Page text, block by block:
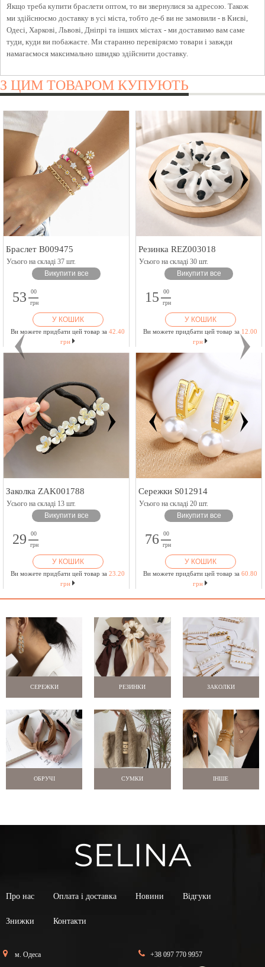
Якщо треба купити браслети оптом, то ви звернулися за адресою. Також
ми здійснюємо доставку в усі міста, тобто де-б ви не замовили - в Києві,
Одесі, Харкові, Львові, Дніпрі та інших містах - ми доставимо вам саме
туди, куди ви побажаєте. Ми старанно перевіряємо товари і завжди
намагаємося максимально швидко здійснити доставку.
З ЦИМ ТОВАРОМ КУПУЮТЬ
Браслет B009475
Усього на складі 37 шт.
Викупити все
53
00
грн
У КОШИК
Ви можете придбати цей товар за 42.40
грн
Резинка REZ003018
Усього на складі 30 шт.
Викупити все
15
00
грн
У КОШИК
Ви можете придбати цей товар за 12.00
грн
Заколка ZAK001788
Усього на складі 13 шт.
Викупити все
29
00
грн
У КОШИК
Ви можете придбати цей товар за 23.20
грн
Сережки S012914
Усього на складі 20 шт.
Викупити все
76
00
грн
У КОШИК
Ви можете придбати цей товар за 60.80
грн
СЕРЕЖКИ РЕЗИНКИ ЗАКОЛКИ
ОБРУЧІ СУМКИ ІНШЕ
Про нас Оплата і доставка Новини Відгуки
Знижки Контакти
м. Одеса +38 097 770 9957